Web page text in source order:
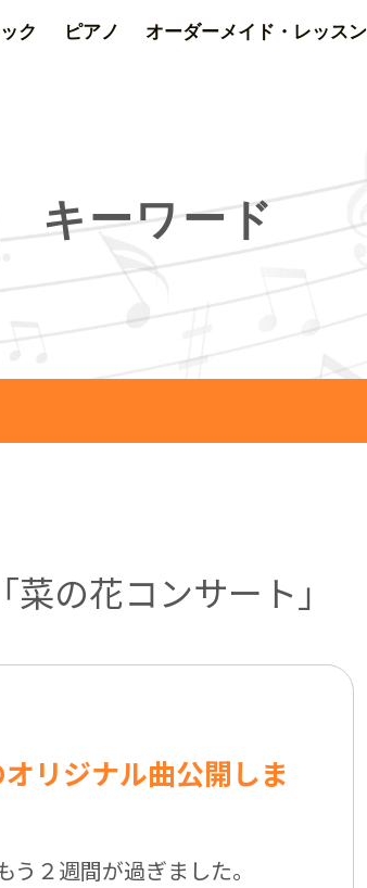
ク ピアノ オーダーメイド・レッスン
キーワード
「菜の花コンサート」
リジナル曲公開しま
２週間が過ぎました。